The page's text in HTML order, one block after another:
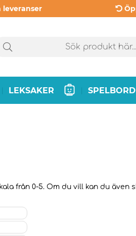
leveranser
LEKSAKER SPELBORD
från 0-5. Om du vill kan du